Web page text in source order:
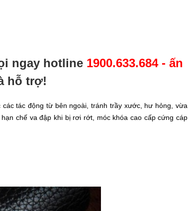
ngay hotline 1900.633.684 - ấn
hỗ trợ!
tác động từ bên ngoài, tránh trầy xước, hư hỏng, vừa
chế va đập khi bị rơi rớt, móc khóa cao cấp cứng cáp